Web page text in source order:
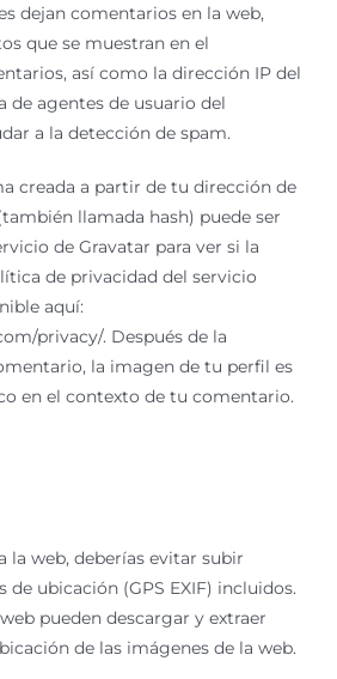
CONTACTO
Acceso Docentes
dejan comentarios en la web,
que se muestran en el
así como la dirección IP del
de agentes de usuario del
a la detección de spam.
creada a partir de tu dirección de
llamada hash) puede ser
de Gravatar para ver si la
de privacidad del servicio
aquí:
privacy/. Después de la
la imagen de tu perfil es
en el contexto de tu comentario.
la web, deberías evitar subir
de ubicación (GPS EXIF) incluidos.
pueden descargar y extraer
de las imágenes de la web.